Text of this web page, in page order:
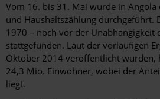
Vom 16. bis 31. Mai wurde in Angola
und Haushaltszählung durchgeführt.
1970 – noch vor der Unabhängigkeit
stattgefunden. Laut der vorläufigen
Oktober 2014 veröffentlicht wurden,
24,3 Mio. Einwohner, wobei der
liegt.